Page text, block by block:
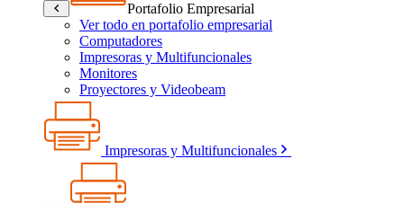
Portafolio Empresarial
Ver todo en portafolio empresarial
Computadores
Impresoras y Multifuncionales
Monitores
Proyectores y Videobeam
Impresoras y Multifuncionales